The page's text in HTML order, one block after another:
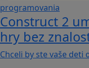
Construct 2
hry bez
Chceli by ste vaše